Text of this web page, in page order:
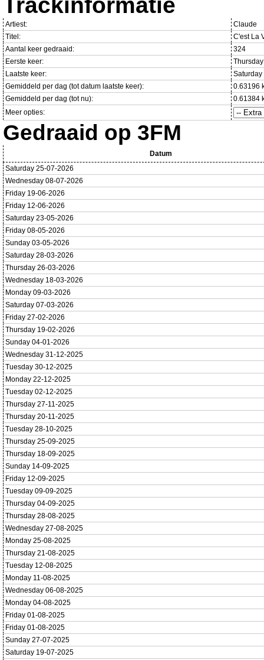
Artiest:
Claude
Titel:
C'est La
Aantal keer gedraaid:
324
Eerste keer:
Laatste keer:
Gemiddeld per dag (tot datum laatste keer):
0.63196
Gemiddeld per dag (tot nu):
0.61384
Meer opties:
Gedraaid op 3FM
Datum
Saturday 25-07-2026
Wednesday 08-07-2026
Friday 19-06-2026
Friday 12-06-2026
Saturday 23-05-2026
Friday 08-05-2026
Sunday 03-05-2026
Saturday 28-03-2026
Thursday 26-03-2026
Wednesday 18-03-2026
Monday 09-03-2026
Saturday 07-03-2026
Friday 27-02-2026
Thursday 19-02-2026
Sunday 04-01-2026
Wednesday 31-12-2025
Tuesday 30-12-2025
Monday 22-12-2025
Tuesday 02-12-2025
Thursday 27-11-2025
Thursday 20-11-2025
Tuesday 28-10-2025
Thursday 25-09-2025
Thursday 18-09-2025
Sunday 14-09-2025
Friday 12-09-2025
Tuesday 09-09-2025
Thursday 04-09-2025
Thursday 28-08-2025
Wednesday 27-08-2025
Monday 25-08-2025
Thursday 21-08-2025
Tuesday 12-08-2025
Monday 11-08-2025
Wednesday 06-08-2025
Monday 04-08-2025
Friday 01-08-2025
Friday 01-08-2025
Sunday 27-07-2025
Saturday 19-07-2025